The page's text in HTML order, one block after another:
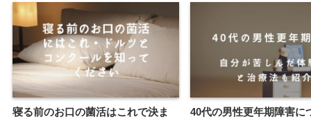
寝る前のお口の菌活はこれで決ま
40代の男性更年期障害に